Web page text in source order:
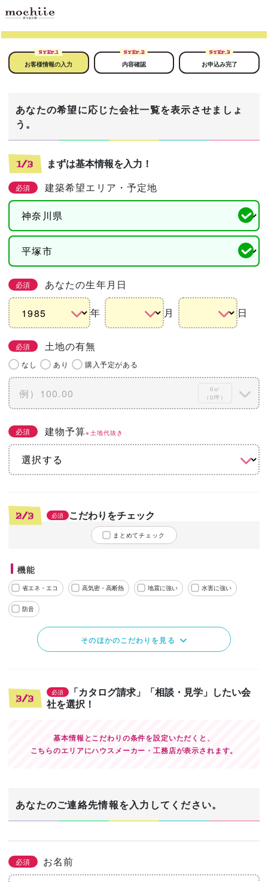
STEP.1
お客様情報の入力
STEP.2
内容確認
STEP.3
お申込み完了
あなたの希望に応じた会社一覧を表示させましょ
う。
1/3 まずは基本情報を入力！
必須 建築希望エリア・予定地
必須 あなたの生年月日
年 月 日
必須 土地の有無
なし あり 購入予定がある
0㎡
（0坪）
必須 建物予算※土地代抜き
2/3 必須 こだわりをチェック
まとめてチェック
機能
省エネ・エコ 高気密・高断熱 地震に強い 水害に強い
防音
そのほかのこだわりを見る
3/3
必須
「カタログ請求」「相談・見学」したい会
社を選択！
基本情報とこだわりの条件を設定いただくと、
こちらのエリアにハウスメーカー・工務店が表示されます。
あなたのご連絡先情報を入力してください。
必須 お名前